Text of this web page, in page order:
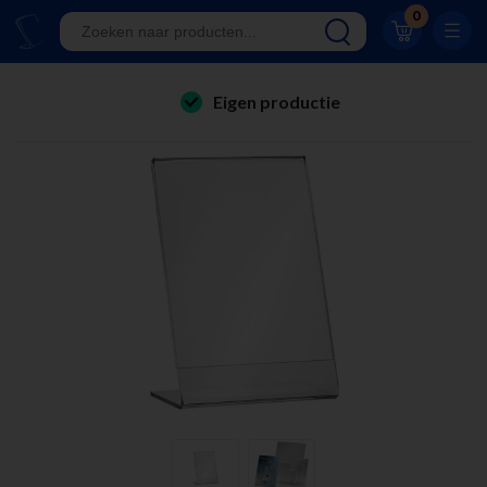
0
Klantwaardering 8.9
A-kwaliteit displays
Eigen productie